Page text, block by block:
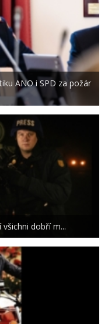
ANO i SPD za požár
všichni dobří m...